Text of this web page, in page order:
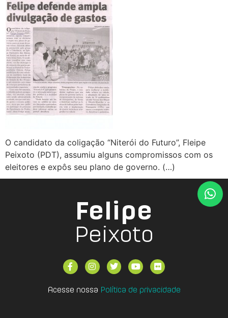
O candidato da coligação “Niterói do Futuro”, Fleipe
Peixoto (PDT), assumiu alguns compromissos com os
eleitores e expôs seu plano de governo. (…)
Felipe
Peixoto
Acesse nossa Política de privacidade